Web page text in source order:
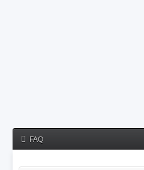
FAQ